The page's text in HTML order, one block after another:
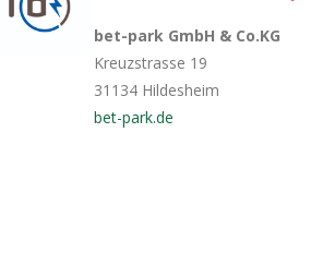
bet-park GmbH & Co.KG
Kreuzstrasse 19
31134 Hildesheim
bet-park.de